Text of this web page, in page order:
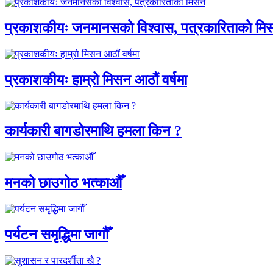
प्रकाशकीयः जनमानसको विश्वास, पत्रकारिताको
प्रकाशकीयः हाम्रो मिसन आठौं वर्षमा
कार्यकारी बागडोरमाथि हमला किन ?
मनको छाउगोठ भत्काऔँ
पर्यटन समृद्धिमा जागौँ